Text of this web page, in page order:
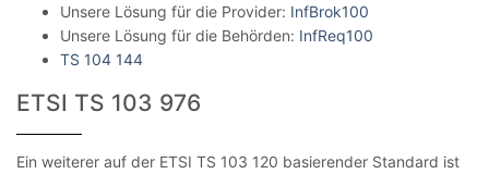
Unsere Lösung für die Provider: InfBrok100
Unsere Lösung für die Behörden: InfReq100
TS 104 144
ETSI TS 103 976
Ein weiterer auf der ETSI TS 103 120 basierender Standard ist